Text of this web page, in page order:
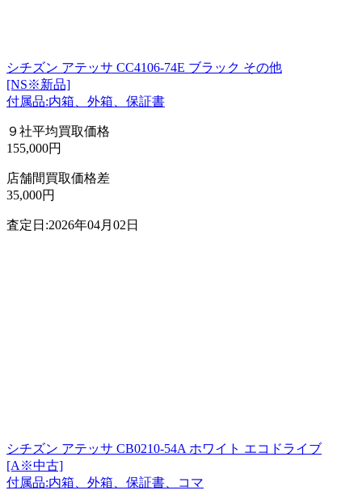
シチズン アテッサ CC4106-74E ブラック その他
[NS※新品]
付属品:内箱、外箱、保証書
９社平均買取価格
155,000円
店舗間買取価格差
35,000円
査定日:2026年04月02日
シチズン アテッサ CB0210-54A ホワイト エコドライブ
[A※中古]
付属品:内箱、外箱、保証書、コマ